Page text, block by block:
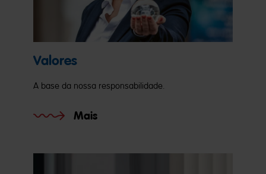
Valores
A base da nossa responsabilidade.
Mais